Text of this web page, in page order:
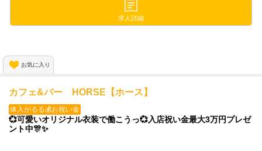
💎営業外もしっかりサポート！
経験問わず大歓迎なので
お気軽にご応募ください😁🙌
求人詳細
お気に入り
カフェ&バー HORSE【ホース】
体入がるる💰お祝い金
💞可愛いオリジナル衣装で働こうっ💞入店祝い金最大3万円プレゼ
ント中🎊✨